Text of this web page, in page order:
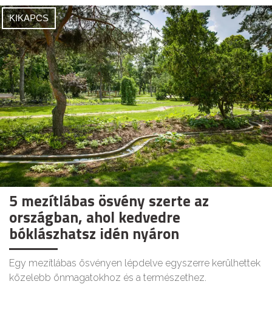
KIKAPCS
5 mezítlábas ösvény szerte az
országban, ahol kedvedre
bóklászhatsz idén nyáron
Egy mezítlábas ösvényen lépdelve egyszerre kerülhettek
közelebb önmagatokhoz és a természethez.